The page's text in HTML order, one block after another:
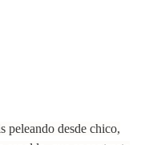
peleando desde chico,